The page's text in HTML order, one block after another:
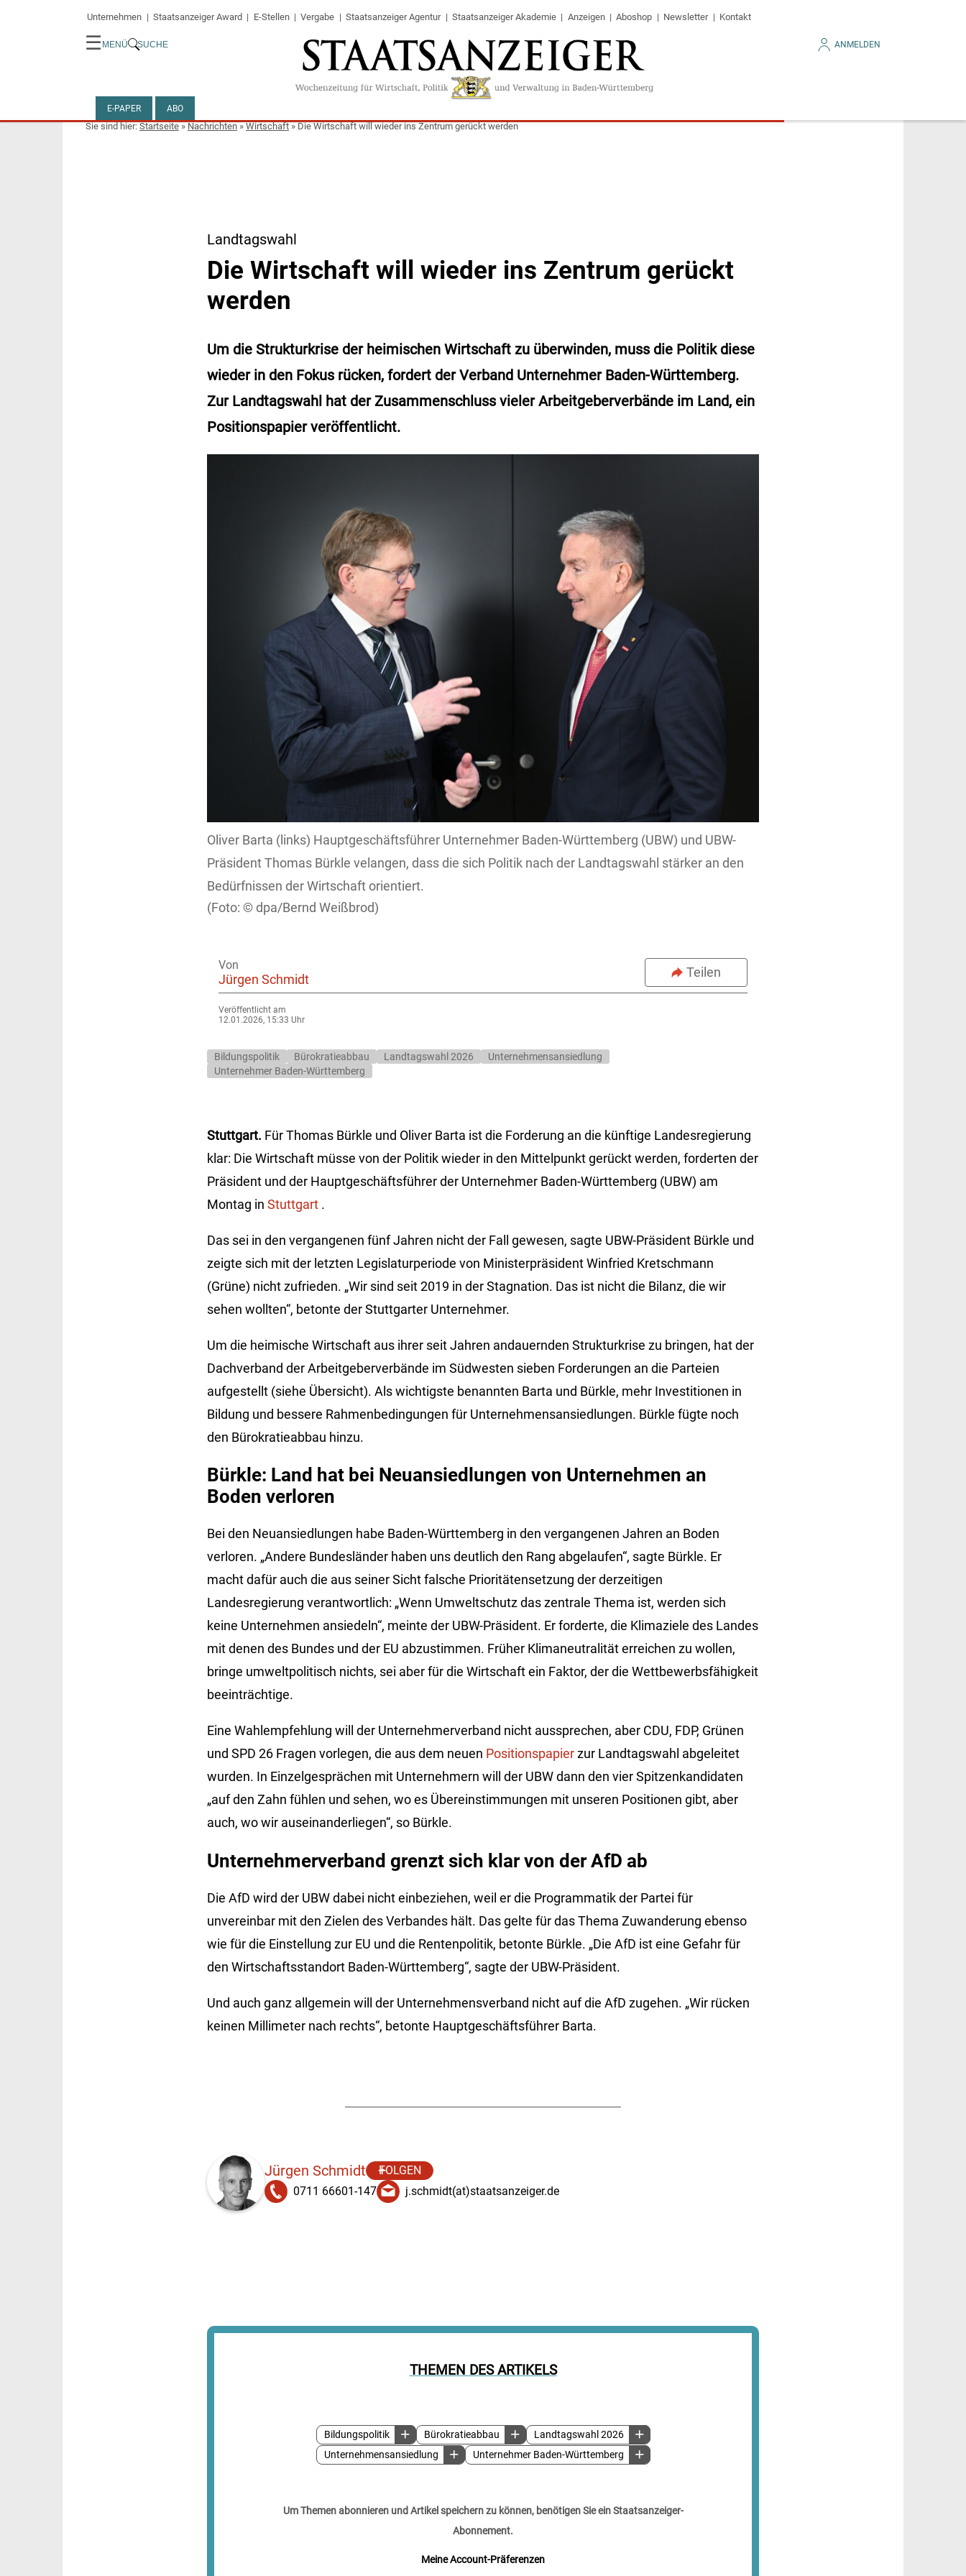
Unternehmen Staatsanzeiger Award E-Stellen Vergabe Staatsanzeiger Agentur Staatsanzeiger Akademie Anzeigen Aboshop Newsletter Kontakt
☰ MENÜ SUCHE ANMELDEN
E-PAPER ABO
Startseite»Nachrichten»Wirtschaft»Die Wirtschaft will wieder ins Zentrum gerückt werden
THEMEN DES ARTIKELS
Bildungspolitik Bürokratieabbau
Landtagswahl 2026
Unternehmensansiedlung
Unternehmer Baden-Württemberg
Um Themen abonnieren und Artikel speichern zu können, benötigen Sie ein Staatsanzeiger-
Abonnement.
Meine Account-Präferenzen
Landtagswahl
Die Wirtschaft will wieder ins Zentrum gerückt
werden
Um die Strukturkrise der heimischen Wirtschaft zu überwinden, muss die Politik diese
wieder in den Fokus rücken, fordert der Verband Unternehmer Baden-Württemberg.
Zur Landtagswahl hat der Zusammenschluss vieler Arbeitgeberverbände im Land, ein
Positionspapier veröffentlicht.
Oliver Barta (links) Hauptgeschäftsführer Unternehmer Baden-Württemberg (UBW) und UBW-
Präsident Thomas Bürkle velangen, dass die sich Politik nach der Landtagswahl stärker an den
Bedürfnissen der Wirtschaft orientiert.
dpa/Bernd Weißbrod)
Von
Jürgen Schmidt Teilen
Veröffentlicht am
12.01.2026, 15:33 Uhr
Bildungspolitik Bürokratieabbau Landtagswahl 2026
Unternehmensansiedlung
Unternehmer Baden-Württemberg
Stuttgart. Für Thomas Bürkle und Oliver Barta ist die Forderung an die künftige Landesregierung
klar: Die Wirtschaft müsse von der Politik wieder in den Mittelpunkt gerückt werden, forderten der
Präsident und der Hauptgeschäftsführer der Unternehmer Baden-Württemberg (UBW) am
Montag in Stuttgart .
Das sei in den vergangenen fünf Jahren nicht der Fall gewesen, sagte UBW-Präsident Bürkle und
zeigte sich mit der letzten Legislaturperiode von Ministerpräsident Winfried Kretschmann
(Grüne) nicht zufrieden. „Wir sind seit 2019 in der Stagnation. Das ist nicht die Bilanz, die wir
sehen wollten“, betonte der Stuttgarter Unternehmer.
Um die heimische Wirtschaft aus ihrer seit Jahren andauernden Strukturkrise zu bringen, hat der
Dachverband der Arbeitgeberverbände im Südwesten sieben Forderungen an die Parteien
aufgestellt (siehe Übersicht). Als wichtigste benannten Barta und Bürkle, mehr Investitionen in
Bildung und bessere Rahmenbedingungen für Unternehmensansiedlungen. Bürkle fügte noch
den Bürokratieabbau hinzu.
Bürkle: Land hat bei Neuansiedlungen von Unternehmen an
Boden verloren
Bei den Neuansiedlungen habe Baden-Württemberg in den vergangenen Jahren an Boden
verloren. „Andere Bundesländer haben uns deutlich den Rang abgelaufen“, sagte Bürkle. Er
macht dafür auch die aus seiner Sicht falsche Prioritätensetzung der derzeitigen
Landesregierung verantwortlich: „Wenn Umweltschutz das zentrale Thema ist, werden sich
keine Unternehmen ansiedeln“, meinte der UBW-Präsident. Er forderte, die Klimaziele des Landes
mit denen des Bundes und der EU abzustimmen. Früher Klimaneutralität erreichen zu wollen,
bringe umweltpolitisch nichts, sei aber für die Wirtschaft ein Faktor, der die Wettbewerbsfähigkeit
beeinträchtige.
Eine Wahlempfehlung will der Unternehmerverband nicht aussprechen, aber CDU, FDP, Grünen
und SPD 26 Fragen vorlegen, die aus dem neuen Positionspapierzur Landtagswahl abgeleitet
wurden. In Einzelgesprächen mit Unternehmern will der UBW dann den vier Spitzenkandidaten
„auf den Zahn fühlen und sehen, wo es Übereinstimmungen mit unseren Positionen gibt, aber
auch, wo wir auseinanderliegen“, so Bürkle.
Unternehmerverband grenzt sich klar von der AfD ab
Die AfD wird der UBW dabei nicht einbeziehen, weil er die Programmatik der Partei für
unvereinbar mit den Zielen des Verbandes hält. Das gelte für das Thema Zuwanderung ebenso
wie für die Einstellung zur EU und die Rentenpolitik, betonte Bürkle. „Die AfD ist eine Gefahr für
den Wirtschaftsstandort Baden-Württemberg“, sagte der UBW-Präsident.
Und auch ganz allgemein will der Unternehmensverband nicht auf die AfD zugehen. „Wir rücken
keinen Millimeter nach rechts“, betonte Hauptgeschäftsführer Barta.
Jürgen Schmidt
FOLGEN
0711 66601-147
j.schmidt(at)staatsanzeiger.de